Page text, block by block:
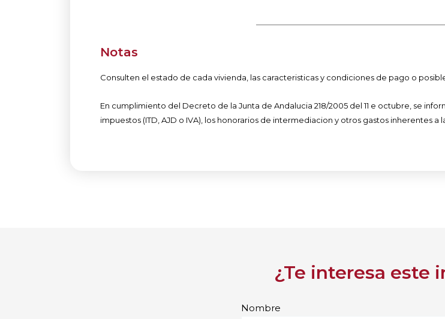
Notas
Consulten el estado de cada vivienda, las caracteristicas y condiciones de pago o
En cumplimiento del Decreto de la Junta de Andalucia 218/2005 del 11 e octubre, se
impuestos (ITD, AJD o IVA), los honorarios de intermediacion y otros gastos inherentes
¿Te interesa este
Nombre